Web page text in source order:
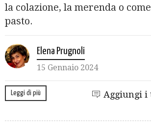
la colazione, la merenda o
pasto.
Elena Prugnoli
15 Gennaio 2024
Leggi di più Aggiungi